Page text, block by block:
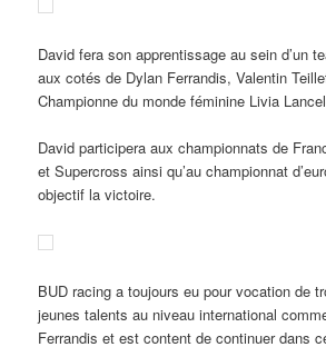
David fera son apprentissage au sein d’un
aux cotés de Dylan Ferrandis, Valentin
Championne du monde féminine Livia
David participera aux championnats de
et Supercross ainsi qu’au championnat
objectif la victoire.
BUD racing a toujours eu pour vocation de
jeunes talents au niveau international
Ferrandis et est content de continuer dans